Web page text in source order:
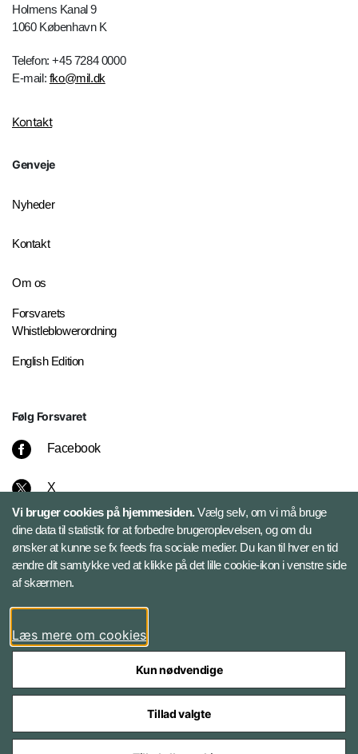
Holmens Kanal 9
1060 København K
Telefon: +45 7284 0000
E-mail: fko@mil.dk
Kontakt
Genveje
Nyheder
Kontakt
Om os
Forsvarets
Whistleblowerordning
English Edition
Følg Forsvaret
Facebook
X
Instagram
Bluesky
LinkedIn
Styrelser og myndigheder under Forsvarsministeriet
Vi bruger cookies på hjemmesiden.Vælg selv, om vi må bruge
dine data til statistik for at forbedre brugeroplevelsen, og om du
ønsker at kunne se fx feeds fra sociale medier. Du kan til hver en tid
ændre dit samtykke ved at klikke på det lille cookie-ikon i venstre side
af skærmen.
Læs mere om cookies
Kun nødvendige
Tillad valgte